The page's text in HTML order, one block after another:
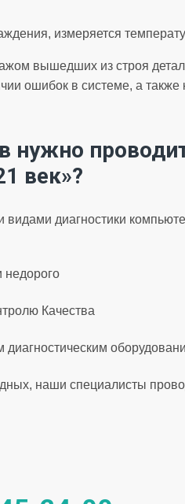
измеряется
вышедших из строя
ошибок в системе, а
нужно
век»?
диагностики
недорого
Качества
наши специалисты